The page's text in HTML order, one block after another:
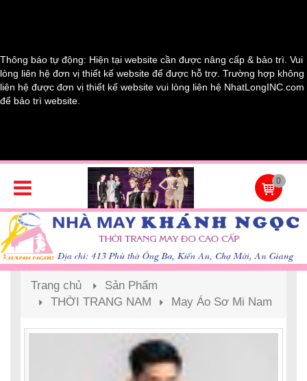
Thông báo tự động: Hiện tại website cần được nâng cấp & bảo trì. Vui
lòng liên hệ đơn vị thiết kế website để được hỗ trợ. Trường hợp không
liên hệ được đơn vị thiết kế website vui lòng liên hệ NhatLongINC.com
để bảo trì website.
0
Trang chủ
Sản Phẩm
THỜI TRANG NAM
May Áo Sơ Mi Nam